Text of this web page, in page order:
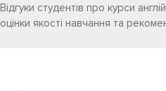
Відгуки студентів про курси
оцінки якості навчання та